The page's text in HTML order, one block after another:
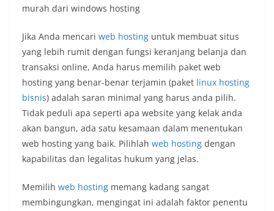
murah dari windows hosting
Jika Anda mencari web hosting untuk membuat situs
yang lebih rumit dengan fungsi keranjang belanja dan
transaksi online, Anda harus memilih paket web
hosting yang benar-benar terjamin (paket linux hosting
bisnis) adalah saran minimal yang harus anda pilih.
Tidak peduli apa seperti apa website yang kelak anda
akan bangun, ada satu kesamaan dalam menentukan
web hosting yang baik. Pilihlah web hosting dengan
kapabilitas dan legalitas hukum yang jelas.
Memilih web hosting memang kadang sangat
membingungkan, mengingat ini adalah faktor penentu